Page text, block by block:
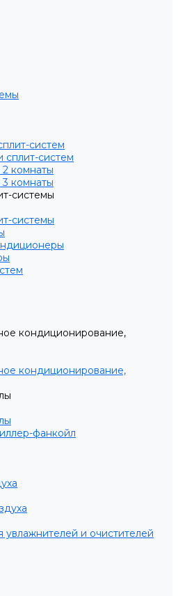
систем
сплит-систем
комнаты
комнаты
системы
системы
кондиционирование,
кондиционирование,
фанкойл
и очистителей